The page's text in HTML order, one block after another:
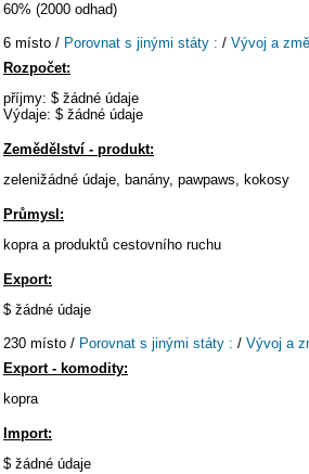
60% (2000 odhad)
6 místo / Porovnat s jinými státy : / Vývoj a
Rozpočet:
příjmy: $ žádné údaje
Výdaje: $ žádné údaje
Zemědělství - produkt:
zelenižádné údaje, banány, pawpaws, kokosy
Průmysl:
kopra a produktů cestovního ruchu
Export:
$ žádné údaje
230 místo / Porovnat s jinými státy : / Vývoj a
Export - komodity:
kopra
Import:
$ žádné údaje